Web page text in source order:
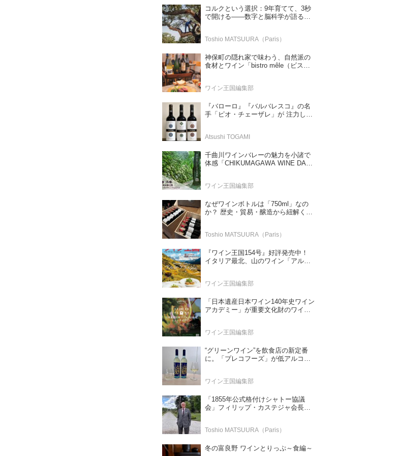
コルクという選択：9年育てて、3秒
で開ける——数字と脳科学が語る栓
Toshio MATSUURA（Paris）
神保町の隠れ家で味わう、自然派の
食材とワイン「bistro mêle（ビスト
ワイン王国編集部
『バローロ』『バルバレスコ』の名
手「ピオ・チェーザレ」が 注力し
Atsushi TOGAMI
千曲川ワインバレーの魅力を小諸で
体感「CHIKUMAGAWA WINE DAYS
ワイン王国編集部
なぜワインボトルは「750ml」なの
か？ 歴史・貿易・醸造から紐解く4
Toshio MATSUURA（Paris）
『ワイン王国154号』好評発売中！
イタリア最北、山のワイン「アル
特集「この夏の主役！ ナチュラルな
ワイン王国編集部
「日本遺産日本ワイン140年史ワイン
アカデミー」が重要文化財のワイナ
ワイン王国編集部
“グリーンワイン”を飲食店の新定番
に。「プレコフーズ」が低アルコー
ワイン王国編集部
「1855年公式格付けシャトー協議
会」フィリップ・カステジャ会長イ
Toshio MATSUURA（Paris）
冬の富良野 ワインとりっぷ～食編～